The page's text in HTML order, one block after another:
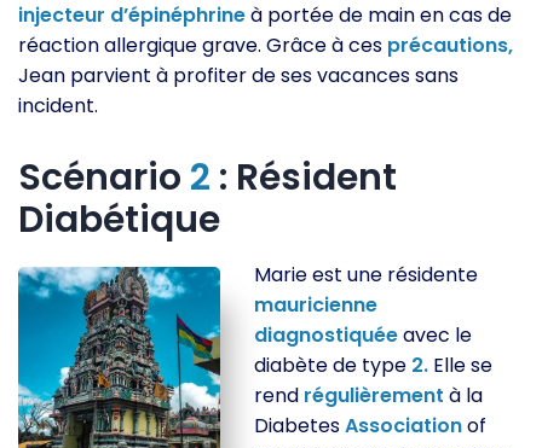
injecteur d’épinéphrineà portée de main en cas de
réaction allergique grave. Grâce à ces précautions,
Jean parvient à profiter de ses vacances sans
incident.
Scénario 2 : Résident
Diabétique
Marie est une résidente
mauricienne
diagnostiquéeavec le
diabète de type 2. Elle se
rend régulièrement à la
DiabetesAssociationof